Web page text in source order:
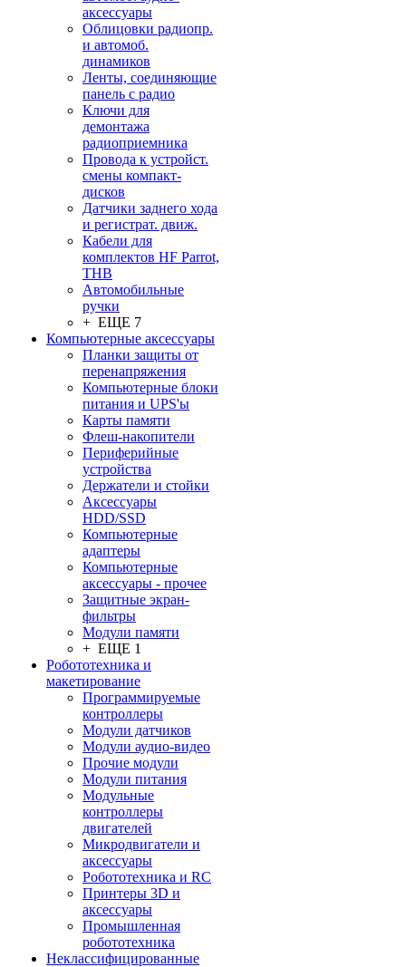
аксессуары
Облицовки радиопр.
и автомоб.
динамиков
Ленты, соединяющие
панель с радио
Ключи для
демонтажа
радиоприемника
Провода к устройст.
смены компакт-
дисков
Датчики заднего хода
и регистрат. движ.
Кабели для
комплектов HF Parrot,
THB
Автомобильные
ручки
+ ЕЩЕ 7
Компьютерные аксессуары
Планки защиты от
перенапряжения
Компьютерные блоки
питания и UPS'ы
Карты памяти
Флеш-накопители
Периферийные
устройства
Держатели и стойки
Аксессуары
HDD/SSD
Компьютерные
адаптеры
Компьютерные
аксессуары - прочее
Защитные экран-
фильтры
Модули памяти
+ ЕЩЕ 1
Робототехника и
макетирование
Программируемые
контроллеры
Модули датчиков
Модули аудио-видео
Прочие модули
Модули питания
Модульные
контроллеры
двигателей
Микродвигатели и
аксессуары
Робототехника и RC
Принтеры 3D и
аксессуары
Промышленная
робототехника
Неклассифицированные